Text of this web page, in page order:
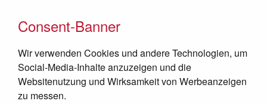
Helfen Sie direkt - mit einer Spende
Consent-Banner
Wir verwenden Cookies und andere Technologien, um
Social-Media-Inhalte anzuzeigen und die
Websitenutzung und Wirksamkeit von Werbeanzeigen
zu messen.